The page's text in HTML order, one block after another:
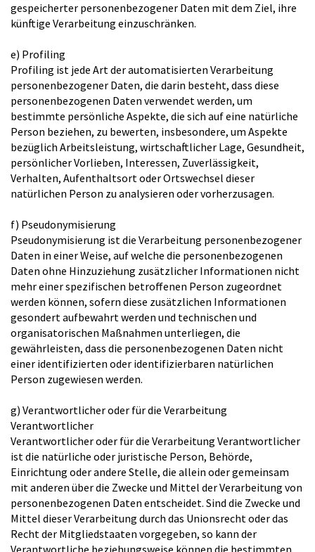
gespeicherter personenbezogener Daten mit dem Ziel, ihre
künftige Verarbeitung einzuschränken.
e) Profiling
Profiling ist jede Art der automatisierten Verarbeitung
personenbezogener Daten, die darin besteht, dass diese
personenbezogenen Daten verwendet werden, um
bestimmte persönliche Aspekte, die sich auf eine natürliche
Person beziehen, zu bewerten, insbesondere, um Aspekte
bezüglich Arbeitsleistung, wirtschaftlicher Lage, Gesundheit,
persönlicher Vorlieben, Interessen, Zuverlässigkeit,
Verhalten, Aufenthaltsort oder Ortswechsel dieser
natürlichen Person zu analysieren oder vorherzusagen.
f) Pseudonymisierung
Pseudonymisierung ist die Verarbeitung personenbezogener
Daten in einer Weise, auf welche die personenbezogenen
Daten ohne Hinzuziehung zusätzlicher Informationen nicht
mehr einer spezifischen betroffenen Person zugeordnet
werden können, sofern diese zusätzlichen Informationen
gesondert aufbewahrt werden und technischen und
organisatorischen Maßnahmen unterliegen, die
gewährleisten, dass die personenbezogenen Daten nicht
einer identifizierten oder identifizierbaren natürlichen
Person zugewiesen werden.
g) Verantwortlicher oder für die Verarbeitung
Verantwortlicher
Verantwortlicher oder für die Verarbeitung Verantwortlicher
ist die natürliche oder juristische Person, Behörde,
Einrichtung oder andere Stelle, die allein oder gemeinsam
mit anderen über die Zwecke und Mittel der Verarbeitung von
personenbezogenen Daten entscheidet. Sind die Zwecke und
Mittel dieser Verarbeitung durch das Unionsrecht oder das
Recht der Mitgliedstaaten vorgegeben, so kann der
Verantwortliche beziehungsweise können die bestimmten